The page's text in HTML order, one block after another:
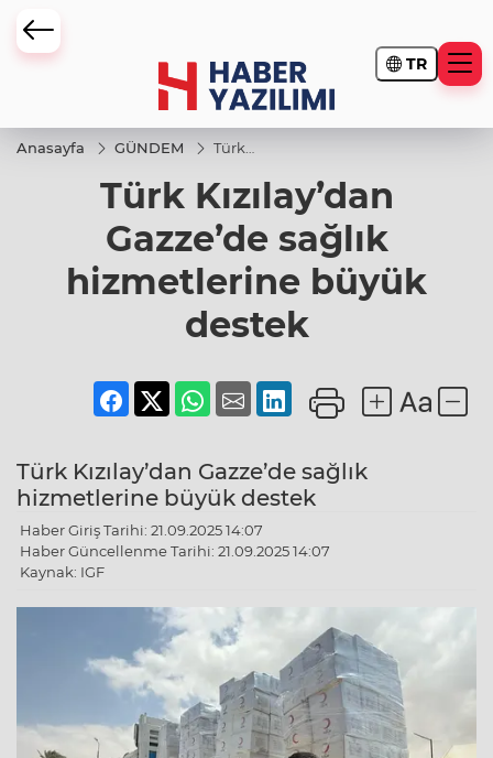
TR
Anasayfa GÜNDEM
Türk
Gazze’de
sağlık
hizmetlerine
büyük
destek
Türk Kızılay’dan
Gazze’de sağlık
hizmetlerine büyük
destek
Türk Kızılay’dan Gazze’de sağlık
hizmetlerine büyük destek
Haber Giriş Tarihi: 21.09.2025 14:07
Haber Güncellenme Tarihi: 21.09.2025 14:07
Kaynak: IGF